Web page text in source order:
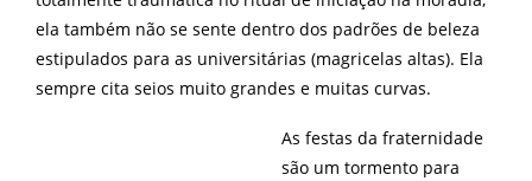
ela também não se sente dentro dos padrões de beleza
estipulados para as universitárias (magricelas altas). Ela
sempre cita seios muito grandes e muitas curvas.
As festas da fraternidade
são um tormento para